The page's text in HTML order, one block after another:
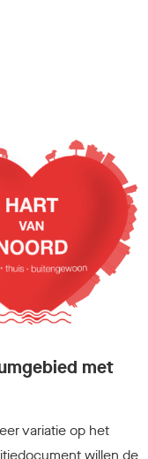
met
variatie op het
willen de